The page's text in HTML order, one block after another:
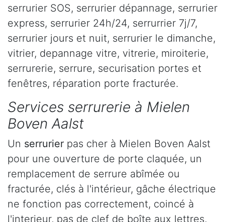
serrurier SOS, serrurier dépannage, serrurier
express, serrurier 24h/24, serrurrier 7j/7,
serrurier jours et nuit, serrurier le dimanche,
vitrier, depannage vitre, vitrerie, miroiterie,
serrurerie, serrure, securisation portes et
fenêtres, réparation porte fracturée.
Services serrurerie à Mielen
Boven Aalst
Un serrurier pas cher à Mielen Boven Aalst
pour une ouverture de porte claquée, un
remplacement de serrure abîmée ou
fracturée, clés à l'intérieur, gâche électrique
ne fonction pas correctement, coincé à
l'interieur, pas de clef de boîte aux lettres,